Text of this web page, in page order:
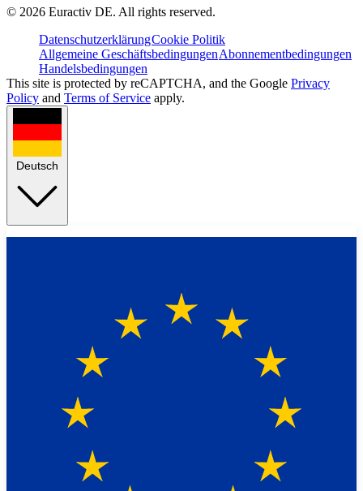
© 2026 Euractiv DE. All rights reserved.
DatenschutzerklärungCookie Politik
Allgemeine GeschäftsbedingungenAbonnementbedingungen
Handelsbedingungen
This site is protected by reCAPTCHA, and the Google Privacy
Policy and Terms of Service apply.
Deutsch